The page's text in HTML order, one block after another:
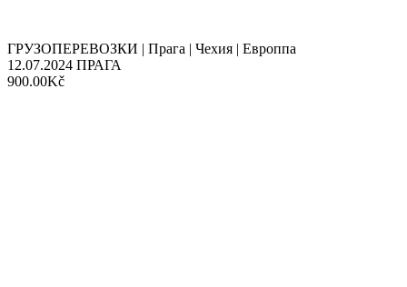
ГРУЗОПЕРЕВОЗКИ | Прага | Чехия | Европпа
12.07.2024 ПРАГА
900.00Kč